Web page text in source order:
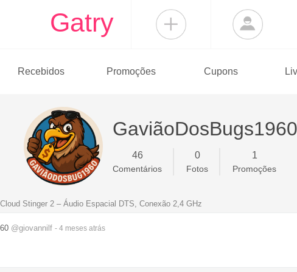
Gatry
Recebidos Promoções Cupons
GaviãoDosBugs1960
46
Comentários
0
Fotos
1
Promoções
Stinger 2 – Áudio Espacial DTS, Conexão 2,4 GHz
@giovannilf - 4 meses atrás